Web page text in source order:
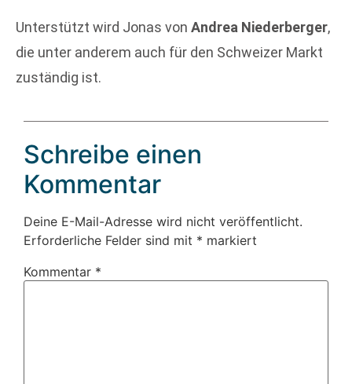
Unterstützt wird Jonas von Andrea Niederberger,
die unter anderem auch für den Schweizer Markt
zuständig ist.
Schreibe einen
Kommentar
Deine E-Mail-Adresse wird nicht veröffentlicht.
Erforderliche Felder sind mit * markiert
Kommentar *